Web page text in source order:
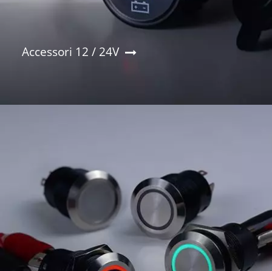
Accessori 12 / 24V